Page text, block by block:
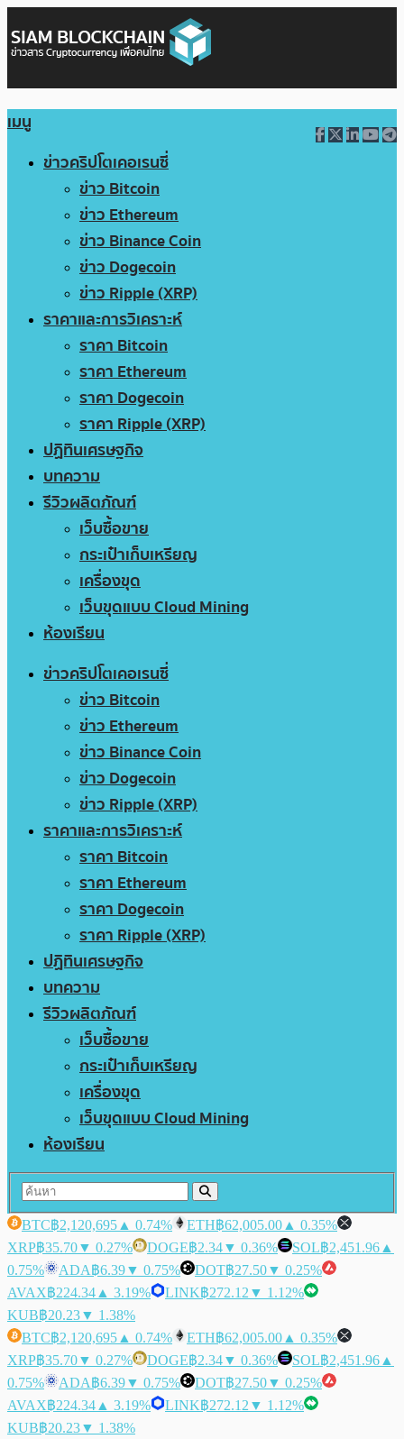
เมนู
ข่าวคริปโตเคอเรนซี่
ข่าว Bitcoin
ข่าว Ethereum
ข่าว Binance Coin
ข่าว Dogecoin
ข่าว Ripple (XRP)
ราคาและการวิเคราะห์
ราคา Bitcoin
ราคา Ethereum
ราคา Dogecoin
ราคา Ripple (XRP)
ปฏิทินเศรษฐกิจ
บทความ
รีวิวผลิตภัณฑ์
เว็บซื้อขาย
กระเป๋าเก็บเหรียญ
เครื่องขุด
เว็บขุดแบบ Cloud Mining
ห้องเรียน
ข่าวคริปโตเคอเรนซี่
ข่าว Bitcoin
ข่าว Ethereum
ข่าว Binance Coin
ข่าว Dogecoin
ข่าว Ripple (XRP)
ราคาและการวิเคราะห์
ราคา Bitcoin
ราคา Ethereum
ราคา Dogecoin
ราคา Ripple (XRP)
ปฏิทินเศรษฐกิจ
บทความ
รีวิวผลิตภัณฑ์
เว็บซื้อขาย
กระเป๋าเก็บเหรียญ
เครื่องขุด
เว็บขุดแบบ Cloud Mining
ห้องเรียน
BTC฿2,120,695 ▲ 0.74% ETH฿62,005.00 ▲ 0.35%
XRP฿35.70▼ 0.27% DOGE฿2.34▼ 0.36% SOL฿2,451.96 ▲
0.75%
ADA฿6.39▼ 0.75% DOT฿27.50▼ 0.25%
AVAX฿224.34 ▲ 3.19% LINK฿272.12 ▼ 1.12%
KUB฿20.23▼ 1.38%
BTC฿2,120,695 ▲ 0.74% ETH฿62,005.00 ▲ 0.35%
XRP฿35.70▼ 0.27% DOGE฿2.34▼ 0.36% SOL฿2,451.96 ▲
0.75%
ADA฿6.39▼ 0.75% DOT฿27.50▼ 0.25%
AVAX฿224.34 ▲ 3.19% LINK฿272.12 ▼ 1.12%
KUB฿20.23▼ 1.38%